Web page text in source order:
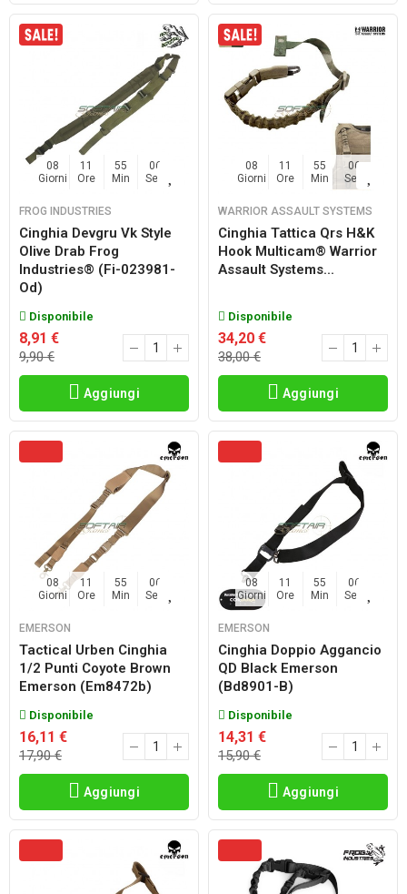
08
Giorni
11
Ore
55
Min
06
Sec
FROG INDUSTRIES
Cinghia Devgru Vk Style
Olive Drab Frog
Industries® (fi-023981-
Od)
Disponibile
8,91 €
9,90 €
Aggiungi
08
Giorni
11
Ore
55
Min
06
Sec
WARRIOR ASSAULT SYSTEMS
Cinghia Tattica Qrs H&k
Hook Multicam® Warrior
Assault Systems...
Disponibile
34,20 €
38,00 €
Aggiungi
08
Giorni
11
Ore
55
Min
06
Sec
EMERSON
Tactical Urben Cinghia
1/2 Punti Coyote Brown
Emerson (em8472b)
Disponibile
16,11 €
17,90 €
Aggiungi
08
Giorni
11
Ore
55
Min
06
Sec
EMERSON
Cinghia Doppio Aggancio
QD Black Emerson
(bd8901-B)
Disponibile
14,31 €
15,90 €
Aggiungi